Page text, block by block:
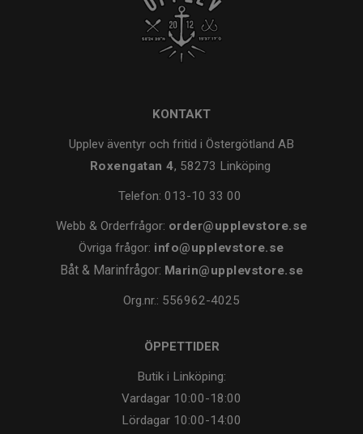
KONTAKT
Upplev äventyr och fritid i Östergötland AB
Roxengatan 4, 58273 Linköping
Telefon: 013-10 33 00
Webb & Orderfrågor: order@upplevstore.se
Övriga frågor: info@upplevstore.se
Båt & Marinfrågor: Marin@upplevstore.se
Org.nr.: 556962-4025
ÖPPETTIDER
Butik i Linköping:
Vardagar 10:00-18:00
Lördagar 10:00-14:00